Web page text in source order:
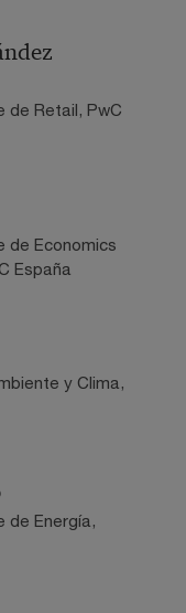
de Retail, PwC
de Economics
España
y Clima,
de Energía,